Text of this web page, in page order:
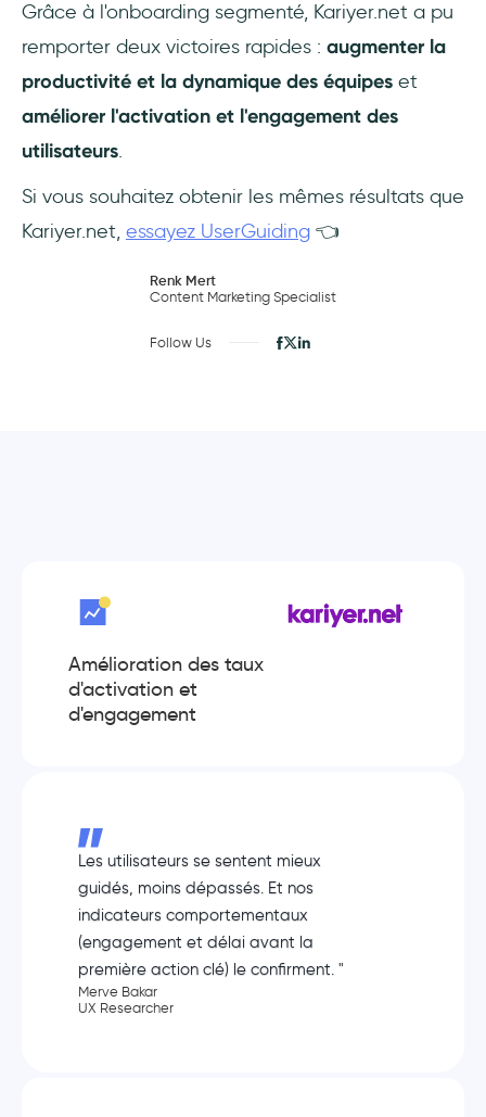
Grâce à l'onboarding segmenté, Kariyer.net a pu
remporter deux victoires rapides : augmenter la
productivité et la dynamique des équipes et
améliorer l'activation et l'engagement des
utilisateurs.
Si vous souhaitez obtenir les mêmes résultats que
Kariyer.net, essayez UserGuiding 👈
Renk Mert
Content Marketing Specialist
Follow Us
Amélioration des taux
d'activation et
d'engagement
Les utilisateurs se sentent mieux
guidés, moins dépassés. Et nos
indicateurs comportementaux
(engagement et délai avant la
première action clé) le confirment. "
Merve Bakar
UX Researcher